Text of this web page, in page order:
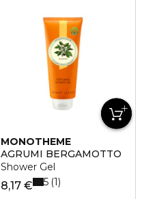
MONOTHEME
AGRUMI BERGAMOTTO
Shower Gel
8,17 € 5 1